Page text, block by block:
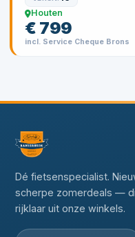
Houten
€ 799
incl. Service Cheque Brons
Dé fietsenspecialist.
scherpe zomerdeals —
rijklaar uit onze winkels.